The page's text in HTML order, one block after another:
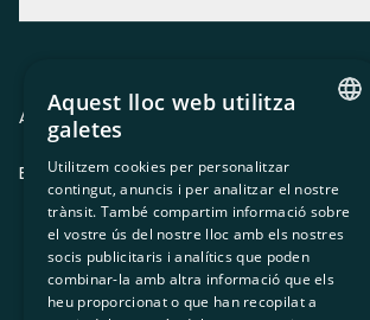
Premsa
Treballa amb nosaltres
Avis legal Política de privacitatPolítica de cookies
ES CAGLEU
SPANISH
GL
BASQUE
Aquest lloc web utilitza
galetes
Utilitzem cookies per personalitzar
contingut, anuncis i per analitzar el nostre
trànsit. També compartim informació sobre
el vostre ús del nostre lloc amb els nostres
socis publicitaris i analítics que poden
combinar-la amb altra informació que els
heu proporcionat o que han recopilat a